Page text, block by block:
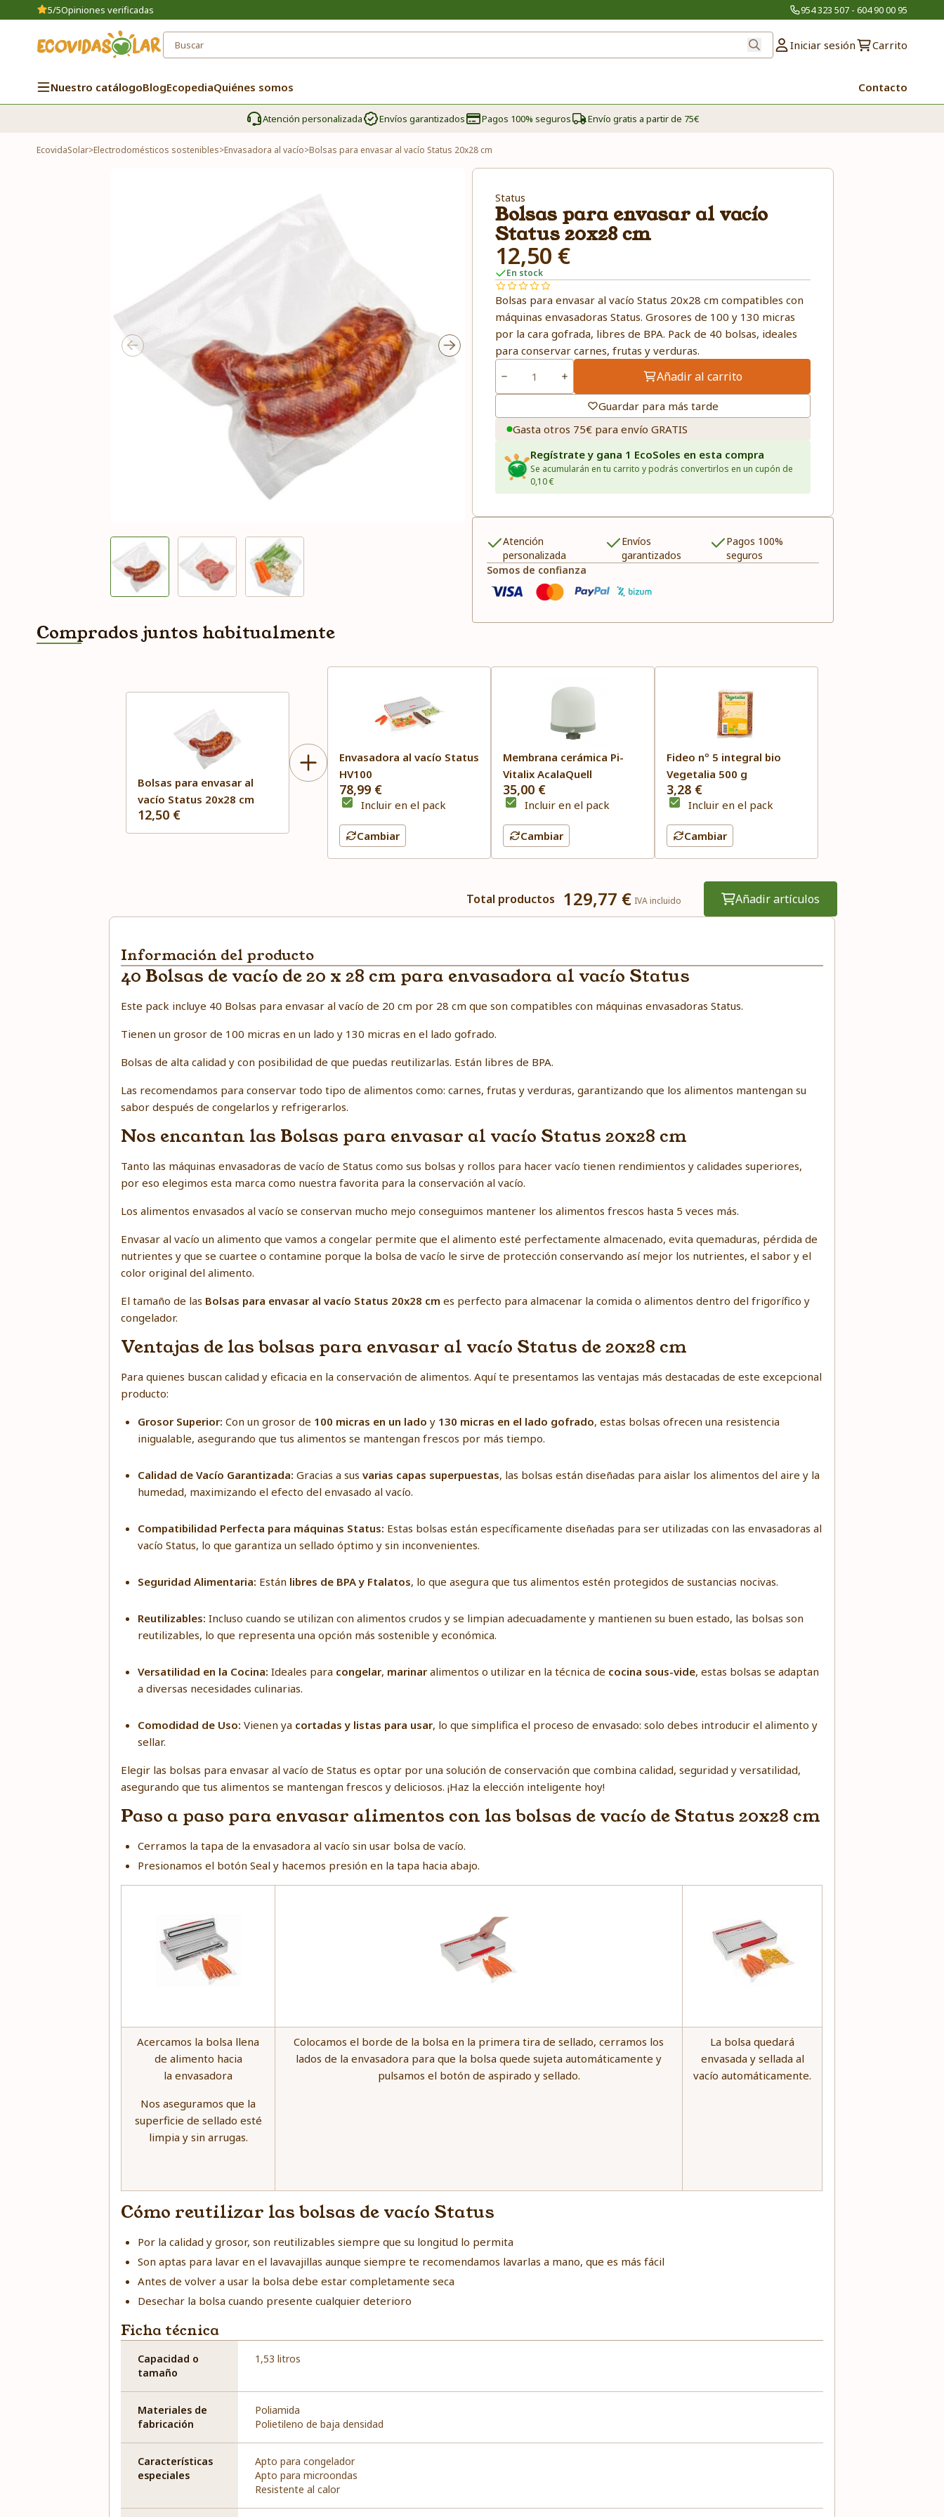
5/5Opiniones verificadas 954 323 507 - 604 90 00 95
Iniciar sesión Carrito
Nuestro catálogoBlogEcopediaQuiénes somos Contacto
Atención personalizada Envíos garantizados Pagos 100% seguros Envío gratis a partir de 75€
EcovidaSolar>Electrodomésticos sostenibles>Envasadora al vacío>Bolsas para envasar al vacío Status 20x28 cm
Status
Bolsas para envasar al vacío
Status 20x28 cm
12,50 €
En stock
Bolsas para envasar al vacío Status 20x28 cm compatibles con
máquinas envasadoras Status. Grosores de 100 y 130 micras
por la cara gofrada, libres de BPA. Pack de 40 bolsas, ideales
para conservar carnes, frutas y verduras.
Añadir al carrito
Guardar para más tarde
Gasta otros 75€ para envío GRATIS
Regístrate y gana 1 EcoSoles en esta compra
Se acumularán en tu carrito y podrás convertirlos en un cupón de
0,10 €
Atención
personalizada
Envíos
garantizados
Pagos 100%
seguros
Somos de confianza
Comprados juntos habitualmente
Bolsas para envasar al
vacío Status 20x28 cm
12,50 €
Envasadora al vacío Status
HV100
78,99 €
Incluir en el pack
Cambiar
Membrana cerámica Pi-
Vitalix AcalaQuell
35,00 €
Incluir en el pack
Cambiar
Fideo nº 5 integral bio
Vegetalia 500 g
3,28 €
Incluir en el pack
Cambiar
Total productos 129,77 € IVA incluido Añadir artículos
Información del producto
40 Bolsas de vacío de 20 x 28 cm para envasadora al vacío Status
Este pack incluye 40 Bolsas para envasar al vacío de 20 cm por 28 cm que son compatibles con máquinas envasadoras Status.
Tienen un grosor de 100 micras en un lado y 130 micras en el lado gofrado.
Bolsas de alta calidad y con posibilidad de que puedas reutilizarlas. Están libres de BPA.
Las recomendamos para conservar todo tipo de alimentos como: carnes, frutas y verduras, garantizando que los alimentos mantengan su
sabor después de congelarlos y refrigerarlos.
Nos encantan las Bolsas para envasar al vacío Status 20x28 cm
Tanto las máquinas envasadoras de vacío de Status como sus bolsas y rollos para hacer vacío tienen rendimientos y calidades superiores,
por eso elegimos esta marca como nuestra favorita para la conservación al vacío.
Los alimentos envasados al vacío se conservan mucho mejo conseguimos mantener los alimentos frescos hasta 5 veces más.
Envasar al vacío un alimento que vamos a congelar permite que el alimento esté perfectamente almacenado, evita quemaduras, pérdida de
nutrientes y que se cuartee o contamine porque la bolsa de vacío le sirve de protección conservando así mejor los nutrientes, el sabor y el
color original del alimento.
El tamaño de las Bolsas para envasar al vacío Status 20x28 cm es perfecto para almacenar la comida o alimentos dentro del frigorífico y
congelador.
Ventajas de las bolsas para envasar al vacío Status de 20x28 cm
Para quienes buscan calidad y eficacia en la conservación de alimentos. Aquí te presentamos las ventajas más destacadas de este excepcional
producto:
Grosor Superior:Con un grosor de 100 micras en un lado y 130 micras en el lado gofrado, estas bolsas ofrecen una resistencia
inigualable, asegurando que tus alimentos se mantengan frescos por más tiempo.
Calidad de Vacío Garantizada:Gracias a susvarias capas superpuestas, las bolsas están diseñadas para aislar los alimentos del aire y la
humedad, maximizando el efecto del envasado al vacío.
Compatibilidad Perfecta para máquinas Status: Estas bolsas están específicamente diseñadas para ser utilizadas con las envasadoras al
vacío Status, lo que garantiza un sellado óptimo y sin inconvenientes.
Seguridad Alimentaria: Están libres de BPA y Ftalatos, lo que asegura que tus alimentos estén protegidos de sustancias nocivas.
Reutilizables:Incluso cuando se utilizan con alimentos crudos y se limpian adecuadamente y mantienen su buen estado, las bolsas son
reutilizables, lo que representa una opción más sostenible y económica.
Versatilidad en la Cocina:Ideales para congelar, marinaralimentos o utilizar en la técnica de cocina sous-vide, estas bolsas se adaptan
a diversas necesidades culinarias.
Comodidad de Uso:Vienen ya cortadas y listas para usar, lo que simplifica el proceso de envasado: solo debes introducir el alimento y
sellar.
Elegir las bolsas para envasar al vacío de Status es optar por una solución de conservación que combina calidad, seguridad y versatilidad,
asegurando que tus alimentos se mantengan frescos y deliciosos. ¡Haz la elección inteligente hoy!
Paso a paso para envasar alimentos con las bolsas de vacío de Status 20x28 cm
Cerramos la tapa de la envasadora al vacío sin usar bolsa de vacío.
Presionamos el botón Seal y hacemos presión en la tapa hacia abajo.
Acercamos la bolsa llena
de alimento hacia
la envasadora
Nos aseguramos que la
superficie de sellado esté
limpia y sin arrugas.
Colocamos el borde de la bolsa en la primera tira de sellado, cerramos los
lados de la envasadora para que la bolsa quede sujeta automáticamente y
pulsamos el botón de aspirado y sellado.
La bolsa quedará
envasada y sellada al
vacío automáticamente.
Cómo reutilizar las bolsas de vacío Status
Por la calidad y grosor, son reutilizables siempre que su longitud lo permita
Son aptas para lavar en el lavavajillas aunque siempre te recomendamos lavarlas a mano, que es más fácil
Antes de volver a usar la bolsa debe estar completamente seca
Desechar la bolsa cuando presente cualquier deterioro
Ficha técnica
Capacidad o
tamaño
1,53 litros
Materiales de
fabricación
Poliamida
Polietileno de baja densidad
Características
especiales
Apto para congelador
Apto para microondas
Resistente al calor